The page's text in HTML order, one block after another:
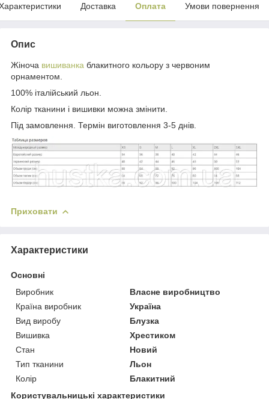
Доставка Оплата Умови повернення
Опис
Жіноча вишиванка блакитного кольору з червоним
орнаментом.
100% італійський льон.
Колір тканини і вишивки можна змінити.
Під замовлення. Термін виготовлення 3-5 днів.
Приховати
Характеристики
Основні
Виробник
Власне виробництво
Країна виробник
Україна
Вид виробу
Блузка
Вишивка
Хрестиком
Стан
Новий
Тип тканини
Льон
Колір
Блакитний
Користувальницькі характеристики